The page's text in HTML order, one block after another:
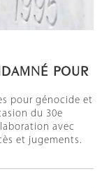
POUR
pour génocide et
du 30e
avec
et jugements.